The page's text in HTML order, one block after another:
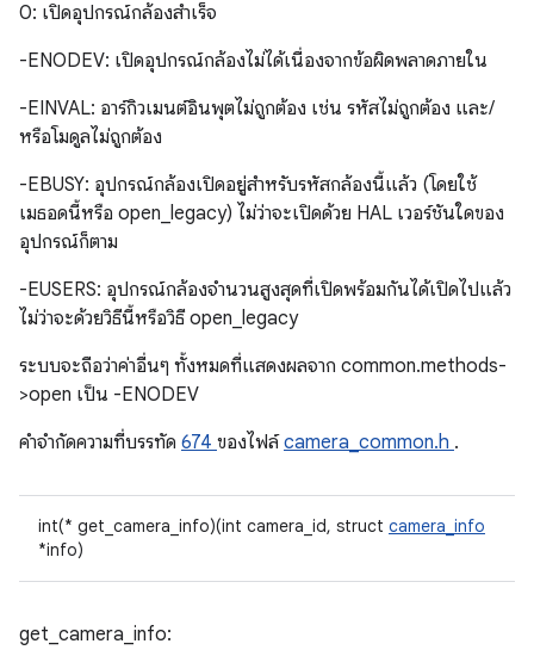
0: เปิดอุปกรณ์กล้องสำเร็จ
-ENODEV: เปิดอุปกรณ์กล้องไม่ได้เนื่องจากข้อผิดพลาดภายใน
-EINVAL: อาร์กิวเมนต์อินพุตไม่ถูกต้อง เช่น รหัสไม่ถูกต้อง และ/
หรือโมดูลไม่ถูกต้อง
-EBUSY: อุปกรณ์กล้องเปิดอยู่สำหรับรหัสกล้องนี้แล้ว (โดยใช้
เมธอดนี้หรือ open_legacy) ไม่ว่าจะเปิดด้วย HAL เวอร์ชันใดของ
อุปกรณ์ก็ตาม
-EUSERS: อุปกรณ์กล้องจำนวนสูงสุดที่เปิดพร้อมกันได้เปิดไปแล้ว
ไม่ว่าจะด้วยวิธีนี้หรือวิธี open_legacy
ระบบจะถือว่าค่าอื่นๆ ทั้งหมดที่แสดงผลจาก common.methods-
>open เป็น -ENODEV
คําจํากัดความที่บรรทัด 674 ของไฟล์camera_common.h .
int(* get_camera_info)(int camera_id, struct camera_info
*info)
get_camera_info: